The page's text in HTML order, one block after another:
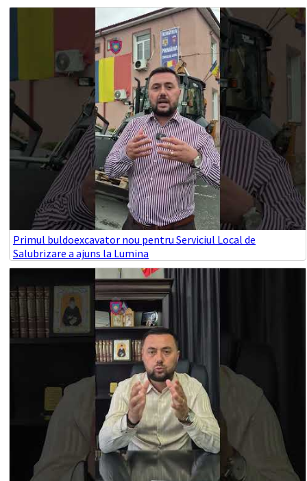
Primul buldoexcavator nou pentru Serviciul Local de
Salubrizare a ajuns la Lumina